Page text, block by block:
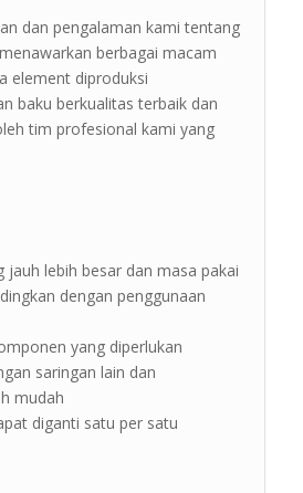
dan pengalaman kami tentang
berbagai macam
element diproduksi
baku berkualitas terbaik dan
tim profesional kami yang
jauh lebih besar dan masa pakai
dengan penggunaan
yang diperlukan
saringan lain dan
mudah
diganti satu per satu